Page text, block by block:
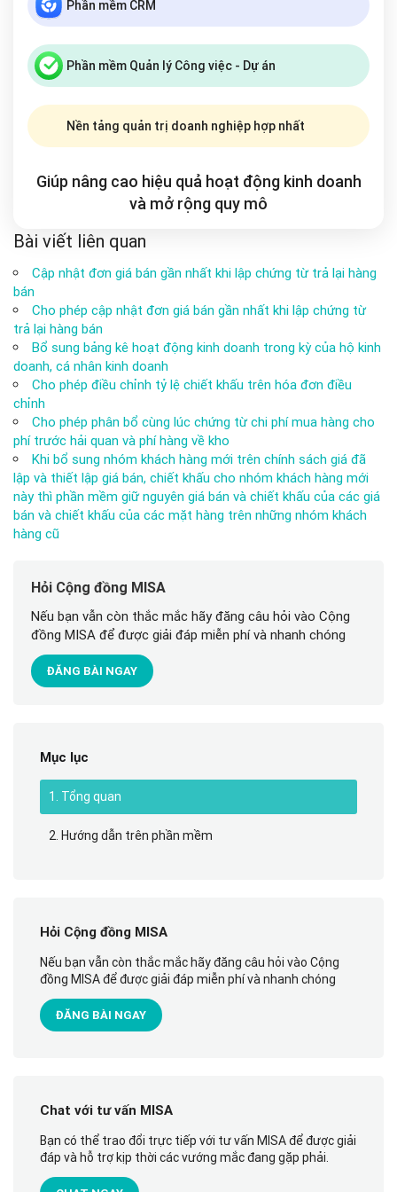
Phần mềm CRM
Phần mềm Quản lý Công việc - Dự án
Nền tảng quản trị doanh nghiệp hợp nhất
Giúp nâng cao hiệu quả hoạt động kinh doanh
và mở rộng quy mô
Bài viết liên quan
Cập nhật đơn giá bán gần nhất khi lập chứng từ trả lại hàng
bán
Cho phép cập nhật đơn giá bán gần nhất khi lập chứng từ
trả lại hàng bán
Bổ sung bảng kê hoạt động kinh doanh trong kỳ của hộ kinh
doanh, cá nhân kinh doanh
Cho phép điều chỉnh tỷ lệ chiết khấu trên hóa đơn điều
chỉnh
Cho phép phân bổ cùng lúc chứng từ chi phí mua hàng cho
phí trước hải quan và phí hàng về kho
Khi bổ sung nhóm khách hàng mới trên chính sách giá đã
lập và thiết lập giá bán, chiết khấu cho nhóm khách hàng mới
này thì phần mềm giữ nguyên giá bán và chiết khấu của các giá
bán và chiết khấu của các mặt hàng trên những nhóm khách
hàng cũ
Hỏi Cộng đồng MISA
Nếu bạn vẫn còn thắc mắc hãy đăng câu hỏi vào Cộng
đồng MISA để được giải đáp miễn phí và nhanh chóng
ĐĂNG BÀI NGAY
Mục lục
1. Tổng quan
2. Hướng dẫn trên phần mềm
Hỏi Cộng đồng MISA
Nếu bạn vẫn còn thắc mắc hãy đăng câu hỏi vào Cộng
đồng MISA để được giải đáp miễn phí và nhanh chóng
ĐĂNG BÀI NGAY
Chat với tư vấn MISA
Bạn có thể trao đổi trực tiếp với tư vấn MISA để được giải
đáp và hỗ trợ kịp thời các vướng mắc đang gặp phải.